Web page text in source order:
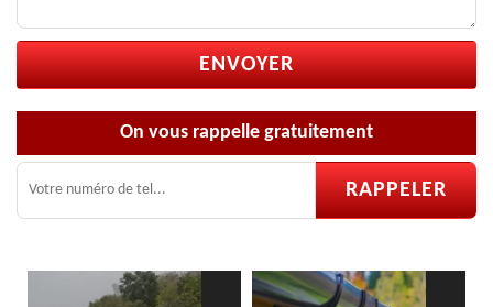
On vous rappelle gratuitement